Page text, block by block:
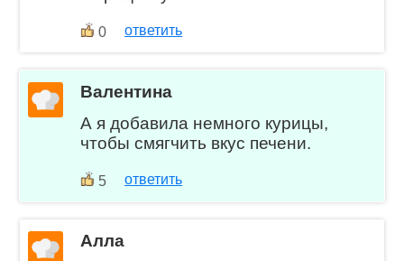
0 ответить
Валентина
А я добавила немного курицы,
чтобы смягчить вкус печени.
5 ответить
Алла